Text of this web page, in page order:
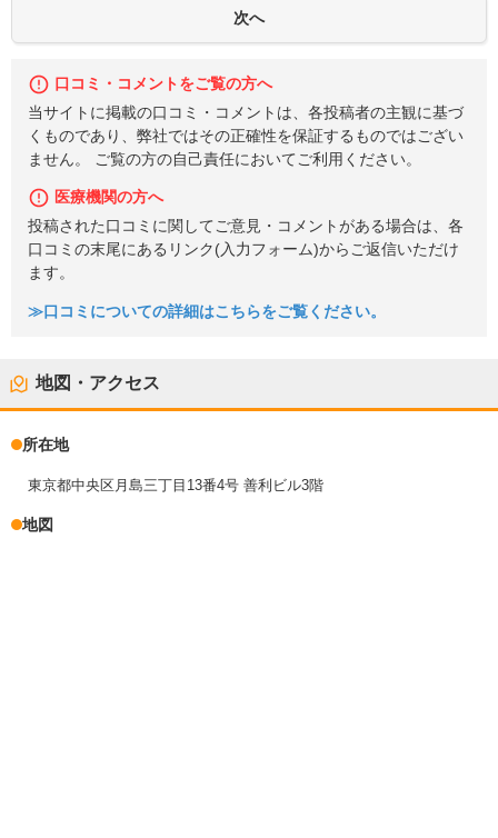
口コミ・コメントをご覧の方へ
当サイトに掲載の口コミ・コメントは、各投稿者の主観に基づ
くものであり、弊社ではその正確性を保証するものではござい
ません。 ご覧の方の自己責任においてご利用ください。
医療機関の方へ
投稿された口コミに関してご意見・コメントがある場合は、各
口コミの末尾にあるリンク(入力フォーム)からご返信いただけ
ます。
≫口コミについての詳細はこちらをご覧ください。
地図・アクセス
所在地
東京都中央区月島三丁目13番4号 善利ビル3階
地図